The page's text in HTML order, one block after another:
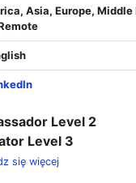
Asia, Europe, Middle
Level 2
Level 3
się więcej